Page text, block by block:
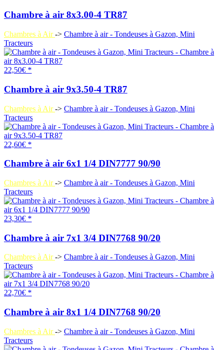
Chambre à air 8x3.00-4 TR87
Chambres à Air-> Chambre à air - Tondeuses à Gazon, Mini
Tracteurs
22,50€ *
Chambre à air 9x3.50-4 TR87
Chambres à Air-> Chambre à air - Tondeuses à Gazon, Mini
Tracteurs
22,60€ *
Chambre à air 6x1 1/4 DIN7777 90/90
Chambres à Air-> Chambre à air - Tondeuses à Gazon, Mini
Tracteurs
23,30€ *
Chambre à air 7x1 3/4 DIN7768 90/20
Chambres à Air-> Chambre à air - Tondeuses à Gazon, Mini
Tracteurs
22,70€ *
Chambre à air 8x1 1/4 DIN7768 90/20
Chambres à Air-> Chambre à air - Tondeuses à Gazon, Mini
Tracteurs